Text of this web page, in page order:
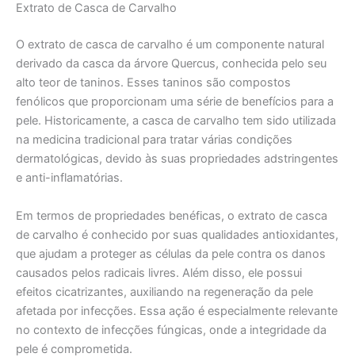
Extrato de Casca de Carvalho
O extrato de casca de carvalho é um componente natural
derivado da casca da árvore Quercus, conhecida pelo seu
alto teor de taninos. Esses taninos são compostos
fenólicos que proporcionam uma série de benefícios para a
pele. Historicamente, a casca de carvalho tem sido utilizada
na medicina tradicional para tratar várias condições
dermatológicas, devido às suas propriedades adstringentes
e anti-inflamatórias.
Em termos de propriedades benéficas, o extrato de casca
de carvalho é conhecido por suas qualidades antioxidantes,
que ajudam a proteger as células da pele contra os danos
causados pelos radicais livres. Além disso, ele possui
efeitos cicatrizantes, auxiliando na regeneração da pele
afetada por infecções. Essa ação é especialmente relevante
no contexto de infecções fúngicas, onde a integridade da
pele é comprometida.